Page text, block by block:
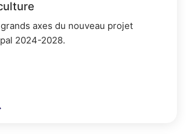
axes du nouveau projet
2024-2028.